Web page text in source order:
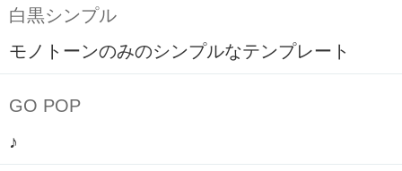
白黒シンプル
モノトーンのみのシンプルなテンプレート
GO POP
♪